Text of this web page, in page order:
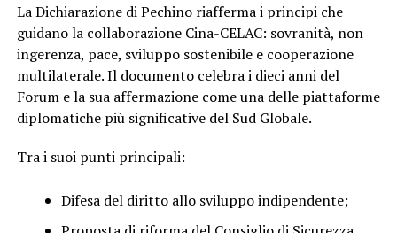
La Dichiarazione di Pechino riafferma i principi che
guidano la collaborazione Cina-CELAC: sovranità, non
ingerenza, pace, sviluppo sostenibile e cooperazione
multilaterale. Il documento celebra i dieci anni del
Forum e la sua affermazione come una delle piattaforme
diplomatiche più significative del Sud Globale.
Tra i suoi punti principali:
Difesa del diritto allo sviluppo indipendente;